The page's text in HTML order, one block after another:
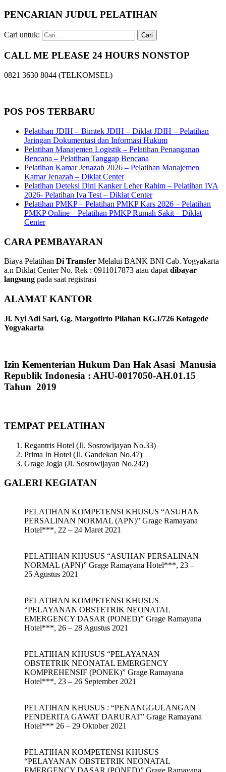
PENCARIAN JUDUL PELATIHAN
Cari untuk:
CALL ME PLEASE 24 HOURS NONSTOP
0821 3630 8044 (TELKOMSEL)
POS POS TERBARU
Pelatihan JDIH – Bimtek JDIH – Diklat JDIH – Pelatihan
Jaringan Dokumentasi dan Informasi Hukum
Pelatihan Manajemen Logistik – Pelatihan Penanganan
Bencana – Pelatihan Tanggap Bencana
Pelatihan Kamar Jenazah 2026 – Pelatihan Manajemen
Kamar Jenazah – Diklat Center
Pelatihan Deteksi Dini Kanker Leher Rahim – Pelatihan IVA
2026- Pelatihan Iva Test – Diklat Center
Pelatihan PMKP – Pelatihan PMKP Kars 2026 – Pelatihan
PMKP Online – Pelatihan PMKP Rumah Sakit – Diklat
Center
CARA PEMBAYARAN
Biaya Pelatihan Di Transfer Melalui BANK BNI Cab. Yogyakarta
a.n Diklat Center No. Rek : 0911017873 atau dapatdibayar
langsung pada saat registrasi
ALAMAT KANTOR
Jl. Nyi Adi Sari, Gg. Margotirto Pilahan KG.I/726 Kotagede
Yogyakarta
Izin Kementerian Hukum Dan Hak Asasi Manusia
Republik Indonesia : AHU-0017050-AH.01.15
Tahun 2019
TEMPAT PELATIHAN
Regantris Hotel (Jl. Sosrowijayan No.33)
Prima In Hotel (Jl. Gandekan No.47)
Grage Jogja (Jl. Sosrowijayan No.242)
GALERI KEGIATAN
PELATIHAN KOMPETENSI KHUSUS “ASUHAN
PERSALINAN NORMAL (APN)” Grage Ramayana
Hotel***, 22 – 24 Maret 2021
PELATIHAN KHUSUS “ASUHAN PERSALINAN
NORMAL (APN)” Grage Ramayana Hotel***, 23 –
25 Agustus 2021
PELATIHAN KOMPETENSI KHUSUS
“PELAYANAN OBSTETRIK NEONATAL
EMERGENCY DASAR (PONED)” Grage Ramayana
Hotel***, 26 – 28 Agustus 2021
PELATIHAN KHUSUS “PELAYANAN
OBSTETRIK NEONATAL EMERGENCY
KOMPREHENSIF (PONEK)” Grage Ramayana
Hotel***, 23 – 26 September 2021
PELATIHAN KHUSUS : “PENANGGULANGAN
PENDERITA GAWAT DARURAT” Grage Ramayana
Hotel*** 26 – 29 Oktober 2021
PELATIHAN KOMPETENSI KHUSUS
“PELAYANAN OBSTETRIK NEONATAL